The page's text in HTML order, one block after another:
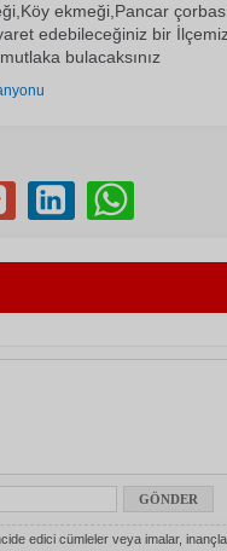
ekmeği,Pancar
edebileceğiniz bir
bulacaksınız
edici cümleler veya imalar,